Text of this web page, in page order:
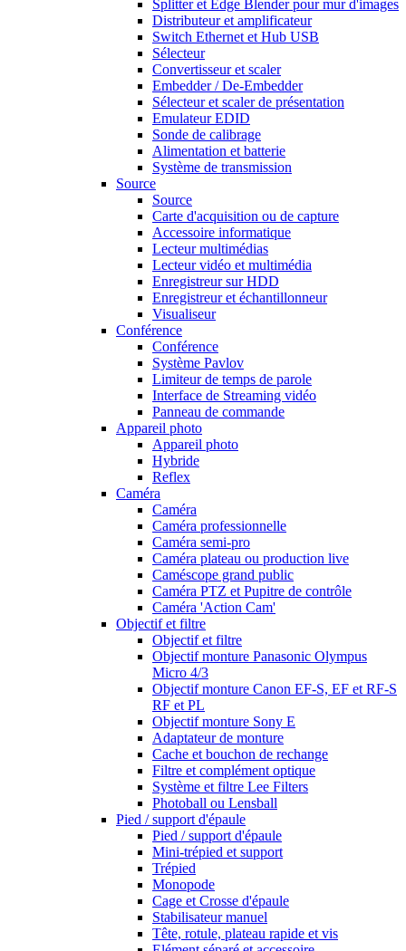
Splitter et Edge Blender pour mur d'images
Distributeur et amplificateur
Switch Ethernet et Hub USB
Sélecteur
Convertisseur et scaler
Embedder / De-Embedder
Sélecteur et scaler de présentation
Emulateur EDID
Sonde de calibrage
Alimentation et batterie
Système de transmission
Source
Source
Carte d'acquisition ou de capture
Accessoire informatique
Lecteur multimédias
Lecteur vidéo et multimédia
Enregistreur sur HDD
Enregistreur et échantillonneur
Visualiseur
Conférence
Conférence
Système Pavlov
Limiteur de temps de parole
Interface de Streaming vidéo
Panneau de commande
Appareil photo
Appareil photo
Hybride
Reflex
Caméra
Caméra
Caméra professionnelle
Caméra semi-pro
Caméra plateau ou production live
Caméscope grand public
Caméra PTZ et Pupitre de contrôle
Caméra 'Action Cam'
Objectif et filtre
Objectif et filtre
Objectif monture Panasonic Olympus
Micro 4/3
Objectif monture Canon EF-S, EF et RF-S
RF et PL
Objectif monture Sony E
Adaptateur de monture
Cache et bouchon de rechange
Filtre et complément optique
Système et filtre Lee Filters
Photoball ou Lensball
Pied / support d'épaule
Pied / support d'épaule
Mini-trépied et support
Trépied
Monopode
Cage et Crosse d'épaule
Stabilisateur manuel
Tête, rotule, plateau rapide et vis